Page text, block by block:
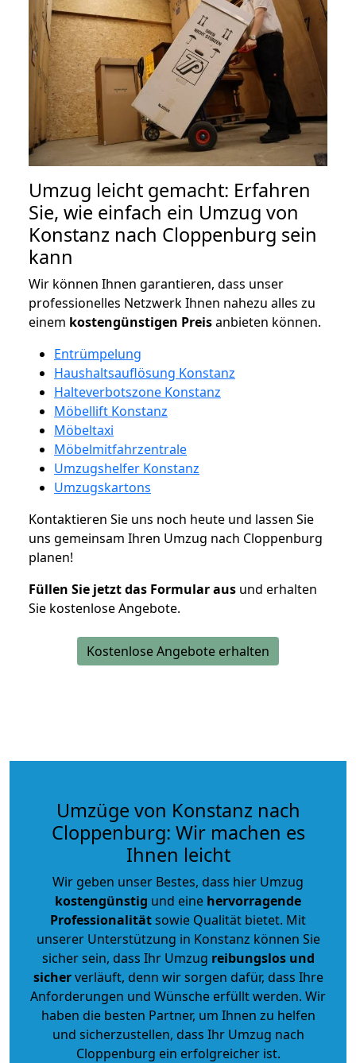
Umzug leicht gemacht: Erfahren
Sie, wie einfach ein Umzug von
Konstanz nach Cloppenburg sein
kann
Wir können Ihnen garantieren, dass unser
professionelles Netzwerk Ihnen nahezu alles zu
einem kostengünstigen Preisanbieten können.
Entrümpelung
Haushaltsauflösung Konstanz
Halteverbotszone Konstanz
Möbellift Konstanz
Möbeltaxi
Möbelmitfahrzentrale
Umzugshelfer Konstanz
Umzugskartons
Kontaktieren Sie uns noch heute und lassen Sie
uns gemeinsam Ihren Umzug nach Cloppenburg
planen!
Füllen Sie jetzt das Formular aus und erhalten
Sie kostenlose Angebote.
Kostenlose Angebote erhalten
Umzüge von Konstanz nach
Cloppenburg: Wir machen es
Ihnen leicht
Wir geben unser Bestes, dass hier Umzug
kostengünstig und eine hervorragende
Professionalitätsowie Qualität bietet. Mit
unserer Unterstützung in Konstanz können Sie
sicher sein, dass Ihr Umzug reibungslos und
sicherverläuft, denn wir sorgen dafür, dass Ihre
Anforderungen und Wünsche erfüllt werden. Wir
haben die besten Partner, um Ihnen zu helfen
und sicherzustellen, dass Ihr Umzug nach
Cloppenburg ein erfolgreicher ist.